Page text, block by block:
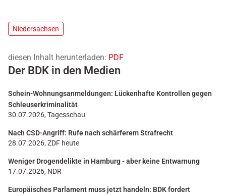
Niedersachsen
diesen Inhalt herunterladen: PDF
Der BDK in den Medien
Schein-Wohnungsanmeldungen: Lückenhafte Kontrollen gegen
Schleuserkriminalität
30.07.2026, Tagesschau
Nach CSD-Angriff: Rufe nach schärferem Strafrecht
28.07.2026, ZDF heute
Weniger Drogendelikte in Hamburg - aber keine Entwarnung
17.07.2026, NDR
Europäisches Parlament muss jetzt handeln: BDK fordert